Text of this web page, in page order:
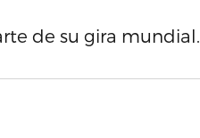
de su gira mundial.